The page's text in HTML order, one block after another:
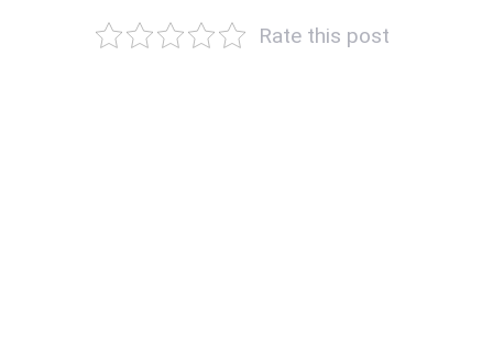
Rate this post